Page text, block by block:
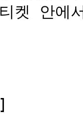
켓 안에